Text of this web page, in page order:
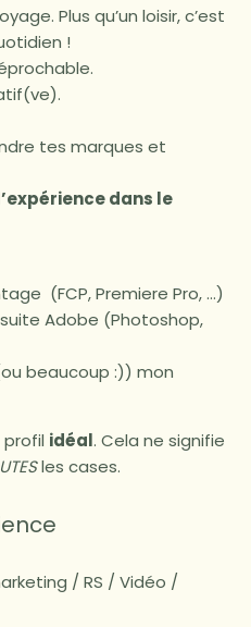
Plus qu’un loisir, c’est
!
tes marques et
dans le
(FCP,Premiere Pro, …)
Adobe (Photoshop,
beaucoup :)) mon
idéal. Cela ne signifie
les cases.
/ RS / Vidéo /